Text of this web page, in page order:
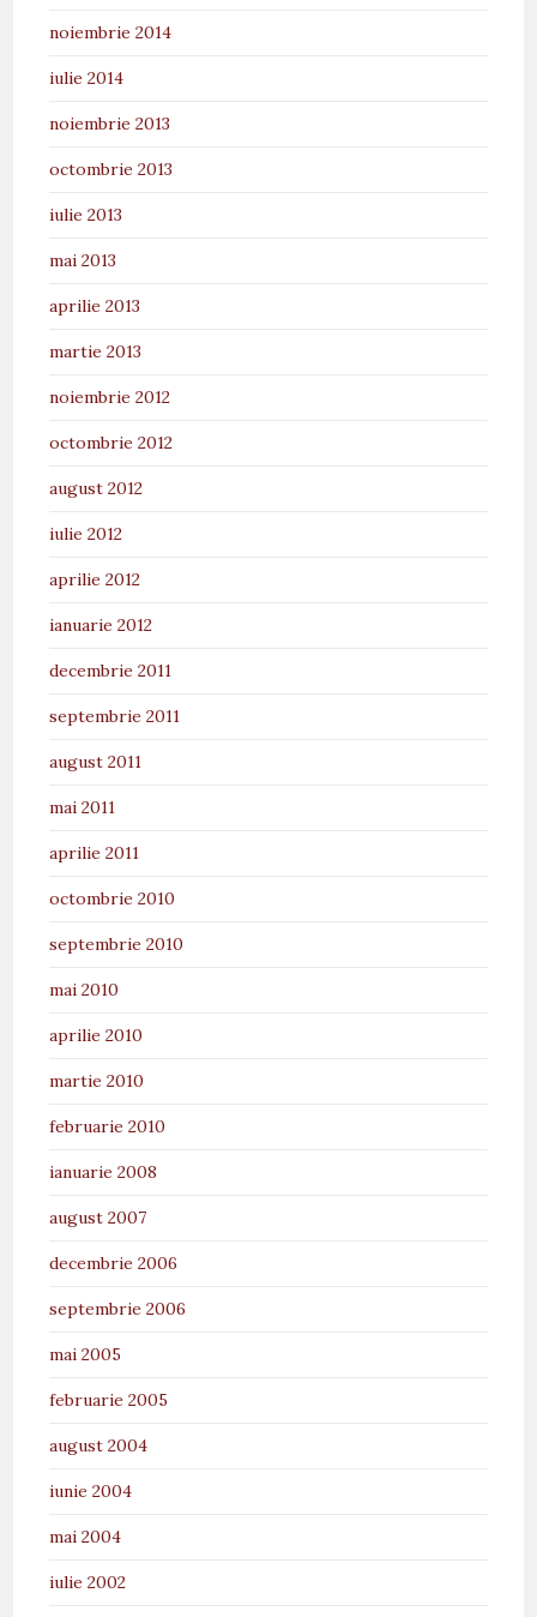
noiembrie 2014
iulie 2014
noiembrie 2013
octombrie 2013
iulie 2013
mai 2013
aprilie 2013
martie 2013
noiembrie 2012
octombrie 2012
august 2012
iulie 2012
aprilie 2012
ianuarie 2012
decembrie 2011
septembrie 2011
august 2011
mai 2011
aprilie 2011
octombrie 2010
septembrie 2010
mai 2010
aprilie 2010
martie 2010
februarie 2010
ianuarie 2008
august 2007
decembrie 2006
septembrie 2006
mai 2005
februarie 2005
august 2004
iunie 2004
mai 2004
iulie 2002